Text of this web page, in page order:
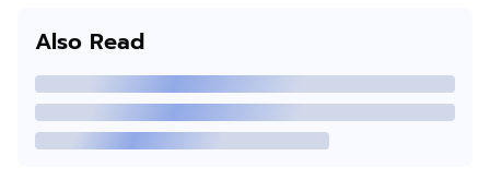
Also Read